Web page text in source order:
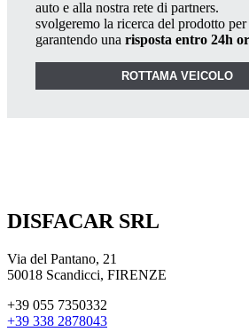
auto e alla nostra rete di partners.
svolgeremo la ricerca del prodotto
garantendo una risposta entro 24h
ROTTAMA VEICOLO
DISFACAR SRL
Via del Pantano, 21
50018 Scandicci, FIRENZE
+39 055 7350332
+39 338 2878043